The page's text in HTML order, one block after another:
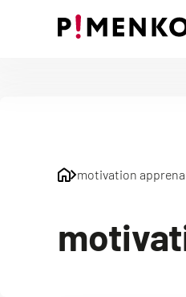
motivation